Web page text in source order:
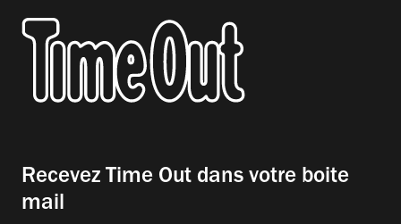
Recevez Time Out dans votre boite
mail